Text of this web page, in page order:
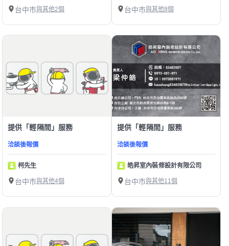
台中市與其他2個 台中市與其他8個
提供「輕隔間」服務
洽談後報價
柯先生
台中市與其他4個
提供「輕隔間」服務
洽談後報價
皓昇室內裝修設計有限公司
台中市與其他11個